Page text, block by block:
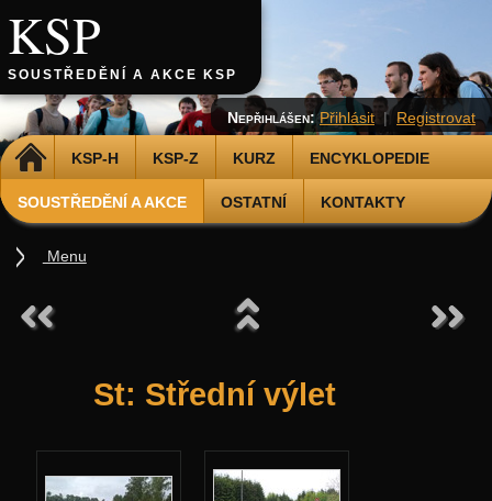
KSP
SOUSTŘEDĚNÍ A AKCE KSP
DOMŮ KSP-H KSP-Z KURZ ENCYKLOPEDIE
SOUSTŘEDĚNÍ A AKCE OSTATNÍ KONTAKTY
Nepřihlášen: Přihlásit | Registrovat
St: Střední výlet
Menu
Podzimní 2026
Podzimní 2025
Podzimní 2024